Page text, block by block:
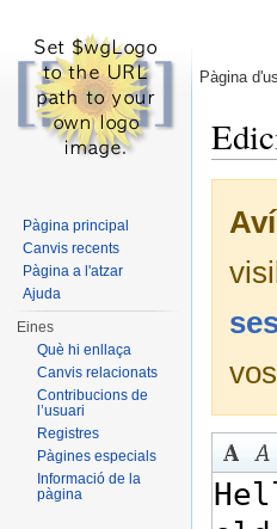
Pàgina
Pàgina principal
Canvis recents
Pàgina a l'atzar
Ajuda
Eines
Què hi enllaça
Canvis relacionats
Contribucions de
l’usuari
Registres
Pàgines especials
Informació de la
pàgina